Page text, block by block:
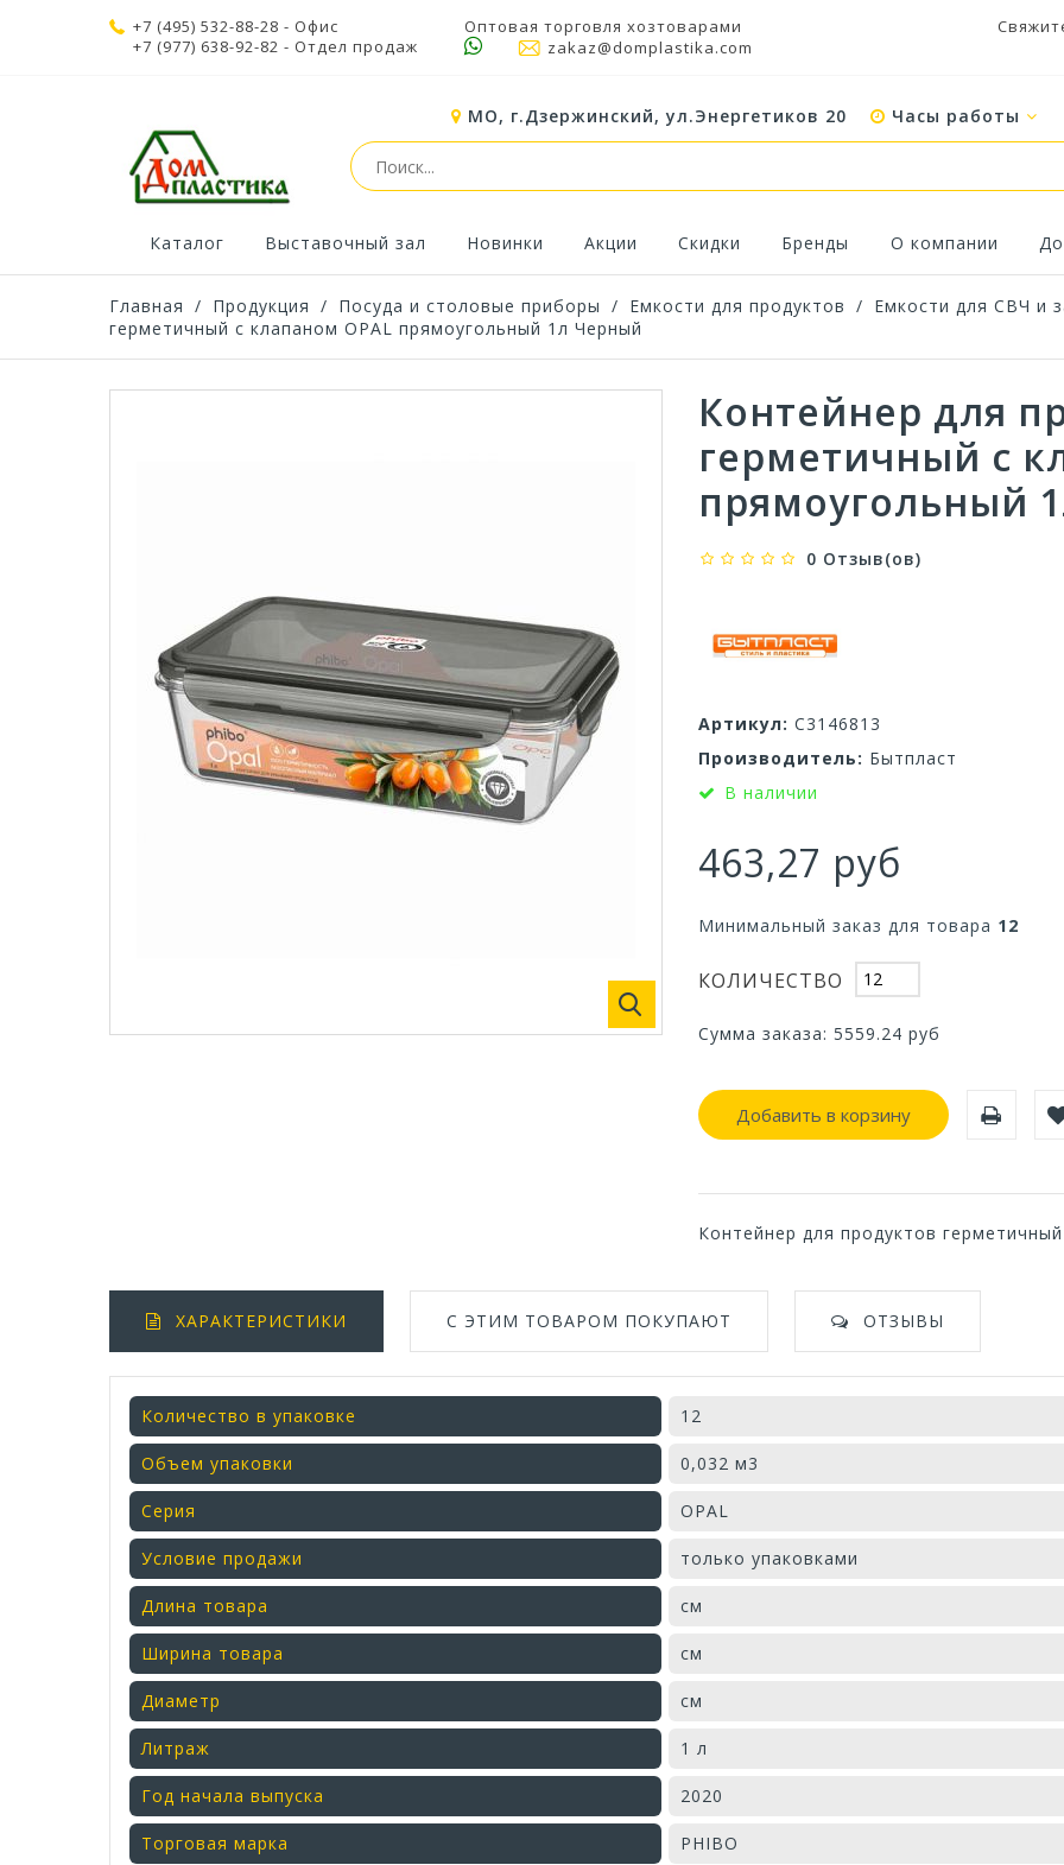
+7 (495) 532-88-28 - Офис
+7 (977) 638-92-82 - Отдел продаж
Оптовая торговля хозтоварами
zakaz@domplastika.com
МО, г.Дзержинский, ул.Энергетиков 20 Часы работы
Каталог Выставочный зал Новинки Акции Скидки Бренды О компании
Главная / Продукция / Посуда и столовые приборы / Емкости для продуктов / Емкости для СВЧ и
герметичный с клапаном OPAL прямоугольный 1л Черный
Контейнер для
герметичный с
прямоугольный
0 Отзыв(ов)
Артикул: С3146813
Производитель: Бытпласт
В наличии
463,27 руб
Минимальный заказ для товара 12
КОЛИЧЕСТВО
Сумма заказа: 5559.24 руб
Добавить в корзину
Контейнер для продуктов
ХАРАКТЕРИСТИКИ С ЭТИМ ТОВАРОМ ПОКУПАЮТ ОТЗЫВЫ
Количество в упаковке 12
Объем упаковки 0,032 м3
Серия OPAL
Условие продажи только упаковками
Длина товара см
Ширина товара см
Диаметр см
Литраж 1 л
Год начала выпуска 2020
Торговая марка PHIBO